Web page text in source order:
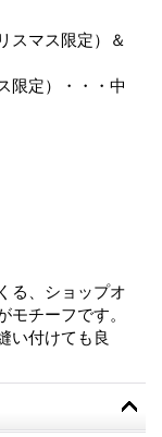
スマス限定）＆
限定）・・・中
る、ショップオ
モチーフです。
い付けても良